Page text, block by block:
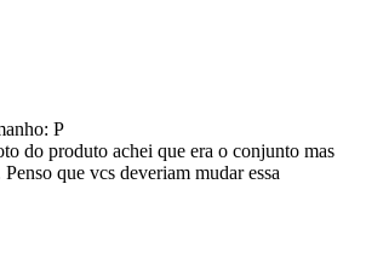
P
do produto achei que era o conjunto mas
que vcs deveriam mudar essa